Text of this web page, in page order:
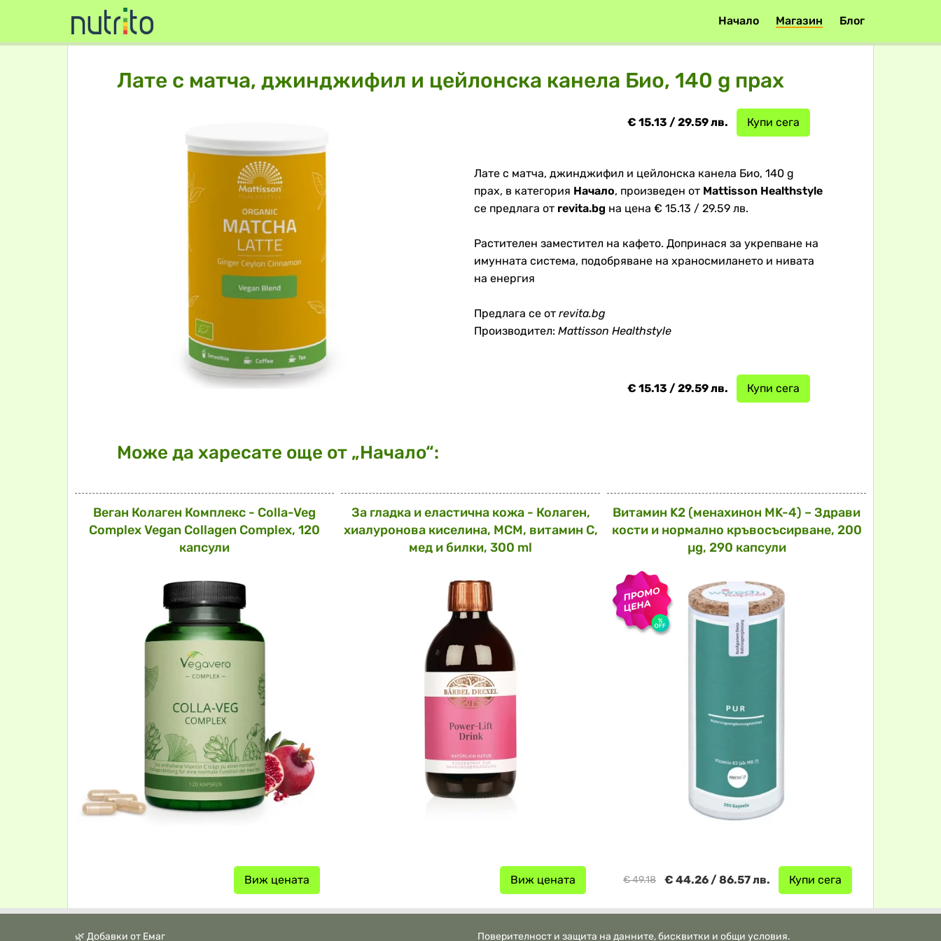
Начало Магазин Блог
Лате с матча, джинджифил и цейлонска канела Био, 140 g прах
Купи сега
€ 15.13 / 29.59 лв.
Лате с матча, джинджифил и цейлонска канела Био, 140 g
прах, в категория Начало, произведен от Mattisson Healthstyle
се предлага от revita.bg на цена € 15.13 / 29.59 лв.
Растителен заместител на кафето. Допринася за укрепване на
имунната система, подобряване на храносмилането и нивата
на енергия
Предлага се от revita.bg
Производител: Mattisson Healthstyle
Купи сега
€ 15.13 / 29.59 лв.
Може да харесате още от „Начало“:
Веган Колаген Комплекс - Colla-Veg
Complex Vegan Collagen Complex, 120
капсули
Виж цената
За гладка и еластична кожа - Колаген,
хиалуронова киселина, МСМ, витамин С,
мед и билки, 300 ml
Виж цената
Витамин K2 (менахинон MK-4) – Здрави
кости и нормално кръвосъсирване, 200
µg, 290 капсули
Купи сега
€ 44.26 / 86.57 лв.
€ 49.18
🌿 Добавки от Емаг Поверителност и защита на данните, бисквитки и общи условия.